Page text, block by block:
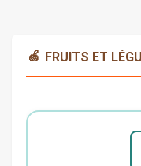
🍏 FRUITS ET